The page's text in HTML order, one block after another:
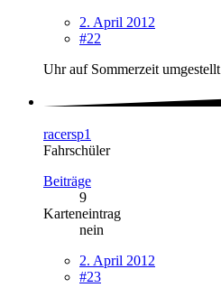
2. April 2012
#22
Uhr auf Sommerzeit umgestellt
racersp1
Fahrschüler
Beiträge
9
Karteneintrag
nein
2. April 2012
#23